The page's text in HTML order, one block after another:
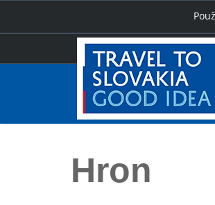
Úvod Hron
Hron